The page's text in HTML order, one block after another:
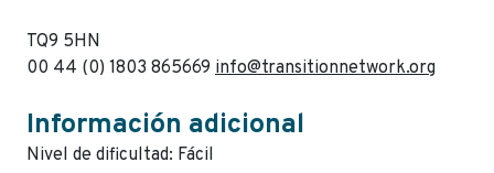
TQ9 5HN
00 44 (0) 1803 865669 info@transitionnetwork.org
Información adicional
Nivel de dificultad: Fácil